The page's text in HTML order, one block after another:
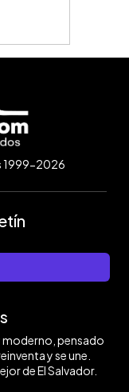
1999-2026
pensado
y se une.
de El Salvador.